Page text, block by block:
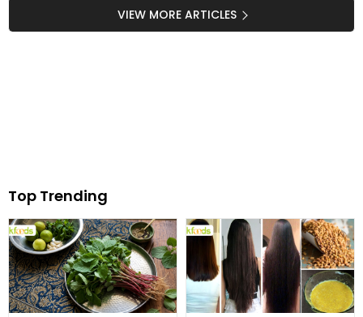
نے کیا عجیب کام کر ڈالا؟
دلچسپ ویڈیو
کی نئی کہانی سامنے آگئیVIEW MORE ARTICLES
Top Trending